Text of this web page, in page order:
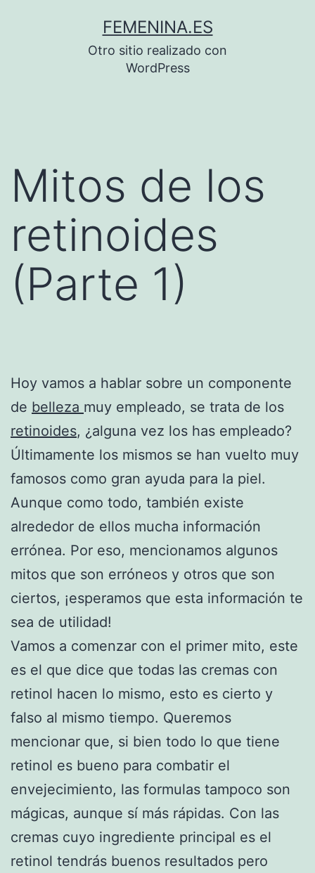
FEMENINA.ES
Otro sitio realizado con
WordPress
Mitos de los
retinoides
(Parte 1)
Hoy vamos a hablar sobre un componente
de belleza muy empleado, se trata de los
retinoides, ¿alguna vez los has empleado?
Últimamente los mismos se han vuelto muy
famosos como gran ayuda para la piel.
Aunque como todo, también existe
alrededor de ellos mucha información
errónea. Por eso, mencionamos algunos
mitos que son erróneos y otros que son
ciertos, ¡esperamos que esta información te
sea de utilidad!
Vamos a comenzar con el primer mito, este
es el que dice que todas las cremas con
retinol hacen lo mismo, esto es cierto y
falso al mismo tiempo. Queremos
mencionar que, si bien todo lo que tiene
retinol es bueno para combatir el
envejecimiento, las formulas tampoco son
mágicas, aunque sí más rápidas. Con las
cremas cuyo ingrediente principal es el
retinol tendrás buenos resultados pero